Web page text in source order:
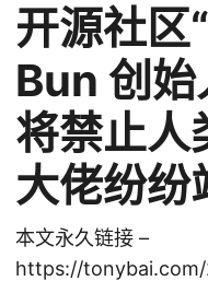
开源社区
Bun 创始
将禁止人
大佬纷纷
本文永久链接 –
https://